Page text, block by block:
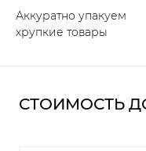
Аккуратно упакуем
хрупкие товары
СТОИМОСТЬ